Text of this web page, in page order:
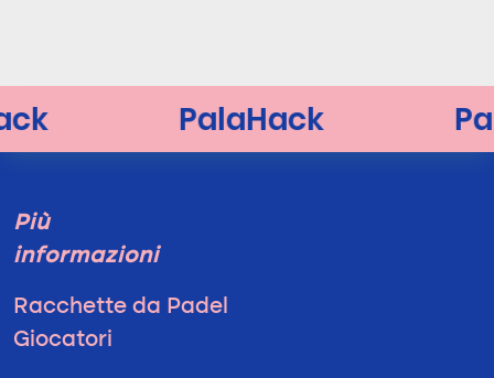
Più
informazioni
Racchette da Padel
Giocatori